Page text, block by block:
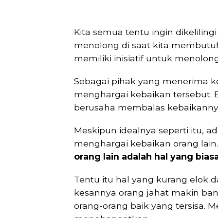
Kita semua tentu ingin
menolong di saat kita
memiliki inisiatif untuk
Sebagai pihak yang menerima
menghargai kebaikan tersebut.
berusaha membalas
Meskipun idealnya seperti itu,
menghargai kebaikan orang
orang lain adalah hal yang
Tentu itu hal yang kurang elok
kesannya orang jahat makin
orang-orang baik yang tersisa.